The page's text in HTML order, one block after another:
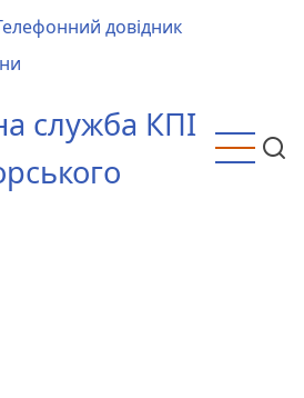
довідник
служба КПІ